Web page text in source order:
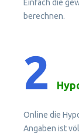
Einfach die
berechnen.
2
Online die
Angaben ist